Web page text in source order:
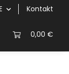
Kontakt
0,00 €
Kurbeln/